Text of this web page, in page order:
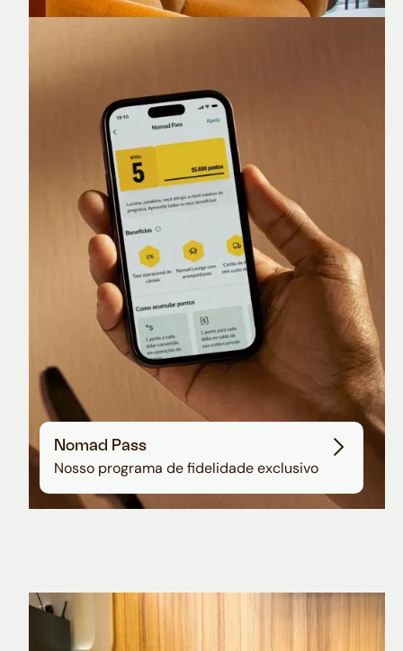
Nomad Lounge
Sala VIP no Aeroporto de Guarulhos
Nomad Pass
Nosso programa de fidelidade exclusivo